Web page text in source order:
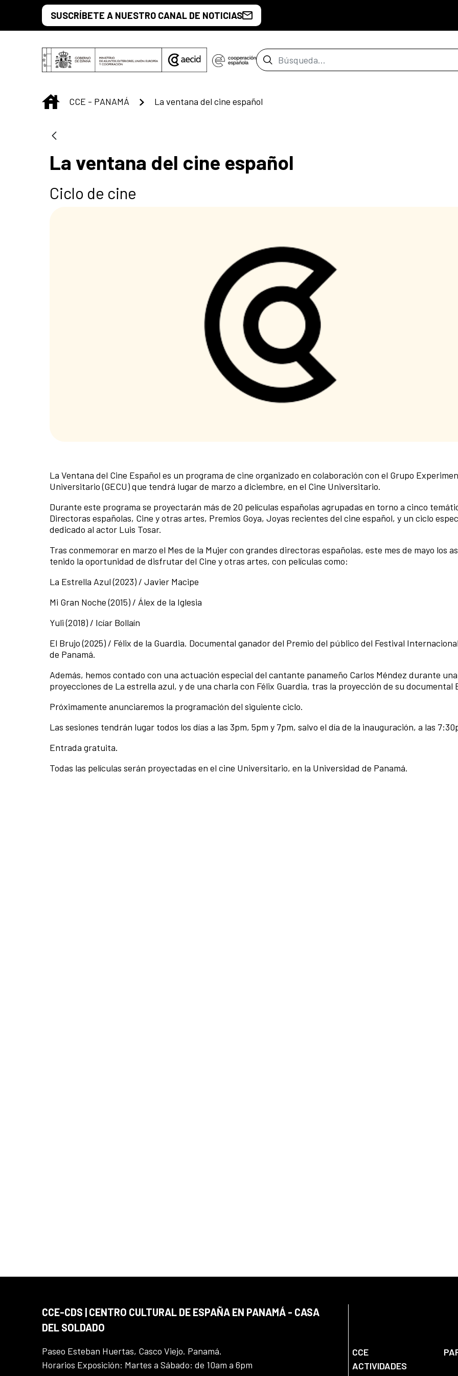
Saltar al contenido principal
SUSCRÍBETE A NUESTRO CANAL DE NOTICIAS
Barra de búsqueda
INICIO
CCE - PANAMÁ La ventana del cine español
La ventana del cine español
Ciclo de cine
La Ventana del Cine Español es un programa de cine organizado en colaboración con el Grupo
Universitario (GECU) que tendrá lugar de marzo a diciembre, en el Cine Universitario.
Durante este programa se proyectarán más de 20 películas españolas agrupadas en torno a cinco
Directoras españolas, Cine y otras artes, Premios Goya, Joyas recientes del cine español, y un ciclo
dedicado al actor Luis Tosar.
Tras conmemorar en marzo el Mes de la Mujer con grandes directoras españolas, este mes de mayo los
tenido la oportunidad de disfrutar del Cine y otras artes, con películas como:
La Estrella Azul (2023) / Javier Macipe
Mi Gran Noche (2015) / Álex de la Iglesia
Yuli (2018) / Icíar Bollaín
El Brujo (2025) / Félix de la Guardia. Documental ganador del Premio del público del Festival
de Panamá.
Además, hemos contado con una actuación especial del cantante panameño Carlos Méndez durante
proyecciones de La estrella azul, y de una charla con Félix Guardia, tras la proyección de su documental
Próximamente anunciaremos la programación del siguiente ciclo.
Las sesiones tendrán lugar todos los días a las 3pm, 5pm y 7pm, salvo el día de la inauguración, a las
Entrada gratuita.
Todas las películas serán proyectadas en el cine Universitario, en la Universidad de Panamá.
CCE-CDS | CENTRO CULTURAL DE ESPAÑA EN PANAMÁ - CASA
DEL SOLDADO
Paseo Esteban Huertas, Casco Viejo. Panamá.
Horarios Exposición: Martes a Sábado: de 10am a 6pm
CCE
ACTIVIDADES